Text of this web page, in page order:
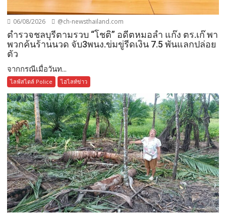
06/08/2026 @ch-newsthailand.com
ตำรวจชลบุรีตามรวบ “โชติ” อดีตหมอลำ แก๊ง ตร.เก๊ พา
พวกค้นร้านนวด จับ3พนง.ข่มขู่รีดเงิน 7.5 พันแลกปล่อย
ตัว
จากกรณีเมื่อวันท...
ไลฟ์สไตล์ Police ไฮไลท์ข่าว